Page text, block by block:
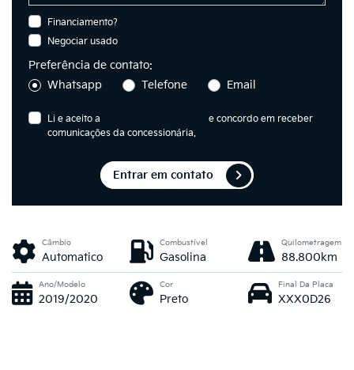
Financiamento?
Negociar usado
Preferência de contato:
Whatsapp
Telefone Email
Li e aceito a
e concordo em receber
comunicações da concessionária.
Entrar em contato
Câmbio
Automatico
Combustível
Gasolina
Quilometragem
88.800km
Ano/Modelo
2019/2020
Cor
Preto
Final Da Placa
XXX0D26